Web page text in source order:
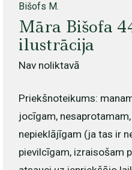
Bišofs M.
Māra Bišofa
ilustrācija
Nav noliktavā
Priekšnoteikums:
jocīgam,
nepieklājīgam (ja tas ir
pievilcīgam, izraisošam